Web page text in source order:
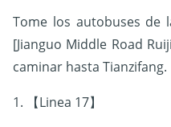
Tome los autobuses de
[Jianguo Middle Road
caminar hasta Tianzifang.
1. 【Linea 17】